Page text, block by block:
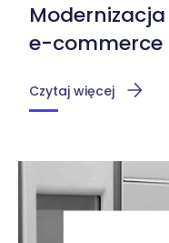
e-commerce
Czytaj więcej